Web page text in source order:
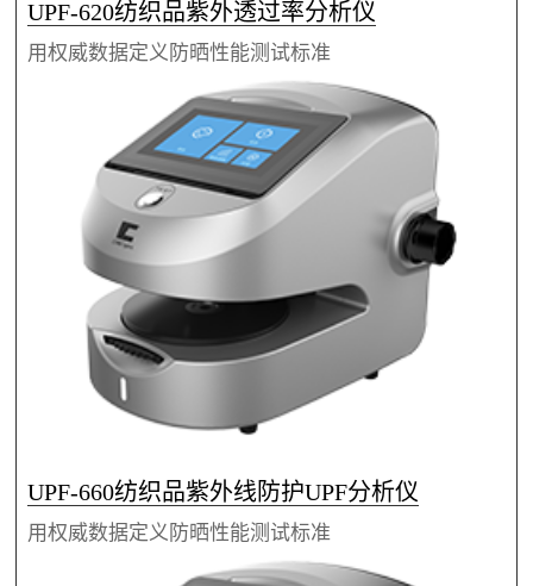
UPF-620纺织品紫外透过率分析仪
用权威数据定义防晒性能测试标准
UPF-660纺织品紫外线防护UPF分析仪
用权威数据定义防晒性能测试标准